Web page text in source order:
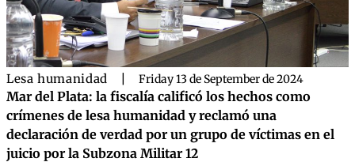
Lesa humanidad Friday 13 de September de 2024
Mar del Plata: la fiscalía calificó los hechos como
crímenes de lesa humanidad y reclamó una
declaración de verdad por un grupo de víctimas en el
juicio por la Subzona Militar 12